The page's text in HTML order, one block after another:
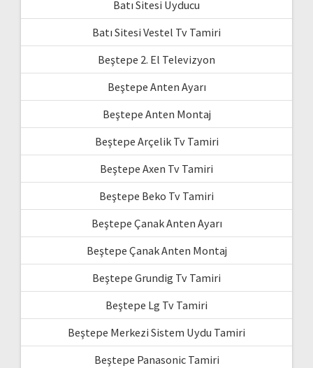
Batı Sitesi Uyducu
Batı Sitesi Vestel Tv Tamiri
Beştepe 2. El Televizyon
Beştepe Anten Ayarı
Beştepe Anten Montaj
Beştepe Arçelik Tv Tamiri
Beştepe Axen Tv Tamiri
Beştepe Beko Tv Tamiri
Beştepe Çanak Anten Ayarı
Beştepe Çanak Anten Montaj
Beştepe Grundig Tv Tamiri
Beştepe Lg Tv Tamiri
Beştepe Merkezi Sistem Uydu Tamiri
Beştepe Panasonic Tamiri